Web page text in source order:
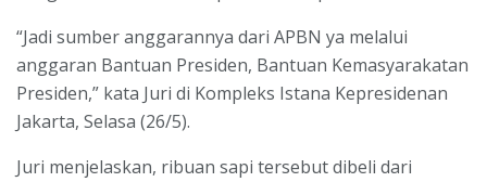
“Jadi sumber anggarannya dari APBN ya melalui
anggaran Bantuan Presiden, Bantuan Kemasyarakatan
Presiden,” kata Juri di Kompleks Istana Kepresidenan
Jakarta, Selasa (26/5).
Juri menjelaskan, ribuan sapi tersebut dibeli dari